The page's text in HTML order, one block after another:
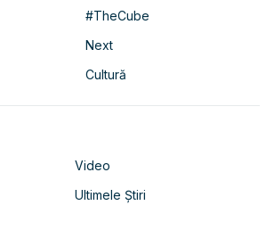
#TheCube
Next
Cultură
Video
Ultimele Știri